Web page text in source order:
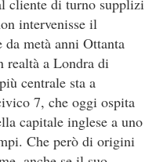
cliente di turno supplizi
intervenisse il
metà anni Ottanta
realtà a Londra di
centrale sta a
7, che oggi ospita
capitale inglese a uno
Che però di origini